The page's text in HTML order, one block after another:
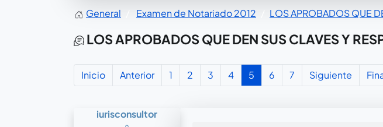
General Examen de Notariado 2012 LOS APROBADOS QUE
LOS APROBADOS QUE DEN SUS CLAVES Y
Inicio Anterior 1 2 3 4 5 6 7 Siguiente
iurisconsultor